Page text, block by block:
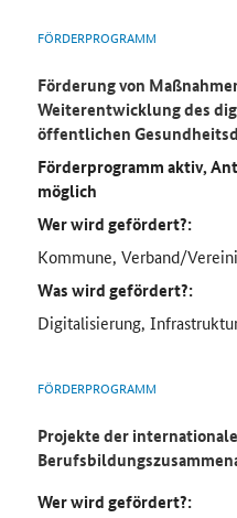
FÖRDERPROGRAMM
Förderung von
Weiterentwicklung des
öffentlichen
Förderprogramm aktiv,
möglich
Wer wird gefördert?:
Kommune, Verband/
Was wird gefördert?:
Digitalisierung,
FÖRDERPROGRAMM
Projekte der
Wer wird gefördert?: